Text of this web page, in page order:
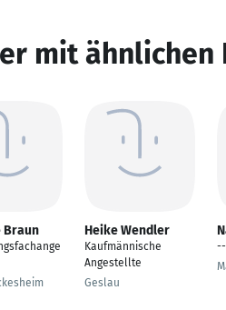
mit ähnlichen
Braun Heike Wendler
Kaufmännische
Angestellte
Geslau